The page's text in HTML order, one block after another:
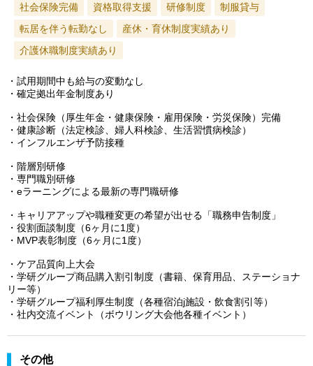
社会保険完備 資格取得支援 研修制度
制服貸与
転居を伴う転勤なし
産休・育休制度実績あり
介護休職制度実績あり
・試用期間中も給与の変動なし
・確定拠出年金制度あり
・社会保険（厚生年金・健康保険・雇用保険・労災保険）完備
・健康診断（法定検診、婦人科検診、生活習慣病検診）
・インフルエンザ予防接種
・階層別研修
・専門職別研修
・eラーニングによる最新の専門職研修
・キャリアアップや職種変更の希望が出せる「職務申告制度」
・役割面談制度（6ヶ月に1度）
・MVP表彰制度（6ヶ月に1度）
・ケア品質向上大会
・学研グループ商品購入割引制度（書籍、保育用品、ステーショナ
リー等）
・学研グループ福利厚生制度（各種宿泊j施設・飲食割引等）
・社内交流イベント（ボウリング大会他各種イベント）
その他